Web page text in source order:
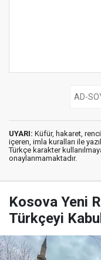
UYARI: Küfür, hakaret,
içeren, imla kuralları ile
Türkçe karakter
onaylanmamaktadır.
Kosova Yeni
Türkçeyi